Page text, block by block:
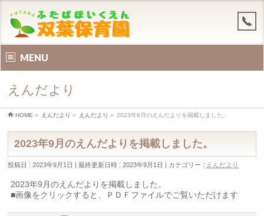
MENU
えんだより
HOME » えんだより » えんだより » 2023年9月のえんだよりを掲載しました。
2023年9月のえんだよりを掲載しました。
投稿日 : 2023年9月1日 最終更新日時 : 2023年9月1日 カテゴリー : えんだより
2023年9月のえんだよりを掲載しました。
■画像をクリックすると、ＰＤＦファイルでご覧いただけます